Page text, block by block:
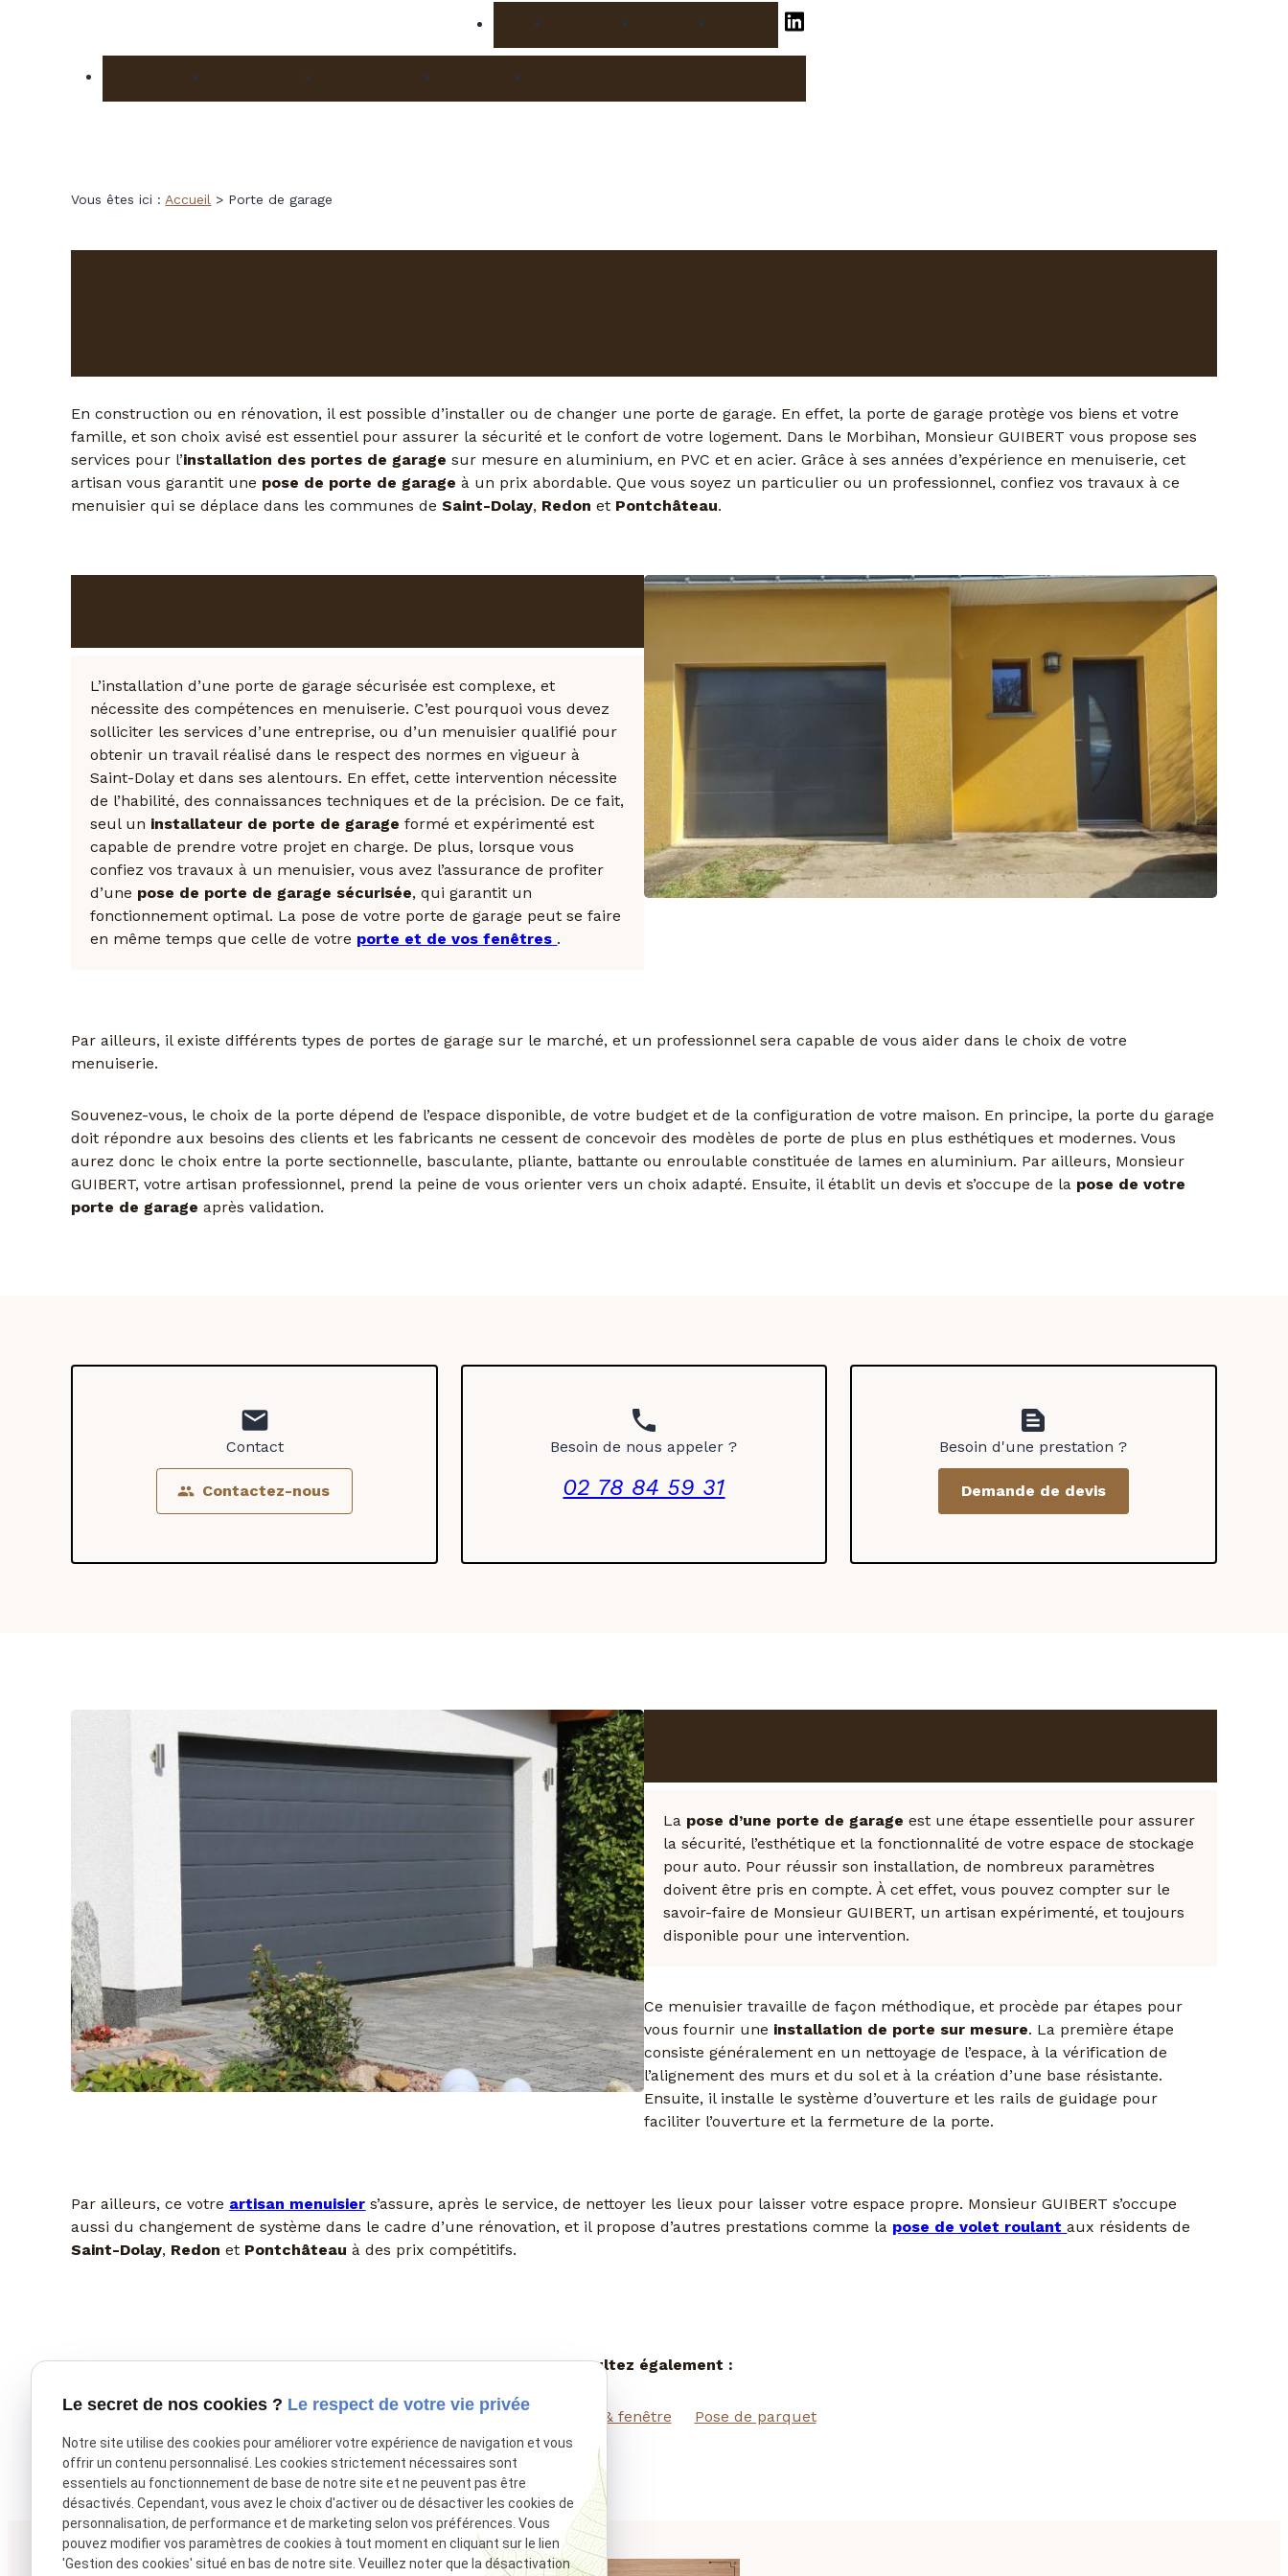
Accueil Réalisations Actualités
Porte & fenêtre Baie coulissante Porte de garage Volet roulant
Vous êtes ici : Accueil > Porte de garage
En construction ou en rénovation, il est possible d’installer ou de changer une porte de garage. En effet, la porte de garage protège vos biens et votre
famille, et son choix avisé est essentiel pour assurer la sécurité et le confort de votre logement. Dans le Morbihan, Monsieur GUIBERT vous propose ses
services pour l’installation des portes de garage sur mesure en aluminium, en PVC et en acier. Grâce à ses années d’expérience en menuiserie, cet
artisan vous garantit une pose de porte de garage à un prix abordable. Que vous soyez un particulier ou un professionnel, confiez vos travaux à ce
menuisier qui se déplace dans les communes deSaint-Dolay, Redon et Pontchâteau.
L’installation d’une porte de garage sécurisée est complexe, et
nécessite des compétences en menuiserie. C’est pourquoi vous devez
solliciter les services d’une entreprise, ou d’un menuisier qualifié pour
obtenir un travail réalisé dans le respect des normes en vigueur à
Saint-Dolay et dans ses alentours. En effet, cette intervention nécessite
de l’habilité, des connaissances techniques et de la précision. De ce fait,
seul un installateur de porte de garage formé et expérimenté est
capable de prendre votre projet en charge. De plus, lorsque vous
confiez vos travaux à un menuisier, vous avez l’assurance de profiter
d’une pose de porte de garage sécurisée, qui garantit un
fonctionnement optimal. La pose de votre porte de garage peut se faire
en même temps que celle de votre porte et de vos fenêtres .
Par ailleurs, il existe différents types de portes de garage sur le marché, et un professionnel sera capable de vous aider dans le choix de votre
menuiserie.
Souvenez-vous, le choix de la porte dépend de l’espace disponible, de votre budget et de la configuration de votre maison. En principe, la porte du garage
doit répondre aux besoins des clients et les fabricants ne cessent de concevoir des modèles de porte de plus en plus esthétiques et modernes. Vous
aurez donc le choix entre la porte sectionnelle, basculante, pliante, battante ou enroulable constituée de lames en aluminium. Par ailleurs, Monsieur
GUIBERT, votre artisan professionnel, prend la peine de vous orienter vers un choix adapté. Ensuite, il établit un devis et s’occupe de la pose de votre
porte de garage après validation.
mail
Contact
people Contactez-nous
phone
Besoin de nous appeler ?
02 78 84 59 31
text_snippet
Besoin d'une prestation ?
Demande de devis
La pose d’une porte de garage est une étape essentielle pour assurer
la sécurité, l’esthétique et la fonctionnalité de votre espace de stockage
pour auto. Pour réussir son installation, de nombreux paramètres
doivent être pris en compte. À cet effet, vous pouvez compter sur le
savoir-faire de Monsieur GUIBERT, un artisan expérimenté, et toujours
disponible pour une intervention.
Ce menuisier travaille de façon méthodique, et procède par étapes pour
vous fournir une installation de porte sur mesure. La première étape
consiste généralement en un nettoyage de l’espace, à la vérification de
l’alignement des murs et du sol et à la création d’une base résistante.
Ensuite, il installe le système d’ouverture et les rails de guidage pour
faciliter l’ouverture et la fermeture de la porte.
Par ailleurs, ce votre artisan menuisier s’assure, après le service, de nettoyer les lieux pour laisser votre espace propre. Monsieur GUIBERT s’occupe
aussi du changement de système dans le cadre d’une rénovation, et il propose d’autres prestations comme la pose de volet roulant aux résidents de
Saint-Dolay, Redon et Pontchâteau à des prix compétitifs.
Consultez également :
Réalisations Porte & fenêtre Pose de parquet
Le secret de nos cookies ? Le respect de votre vie privée
Notre site utilise des cookies pour améliorer votre expérience de navigation et vous
offrir un contenu personnalisé. Les cookies strictement nécessaires sont
essentiels au fonctionnement de base de notre site et ne peuvent pas être
désactivés. Cependant, vous avez le choix d'activer ou de désactiver les cookies de
personnalisation, de performance et de marketing selon vos préférences. Vous
pouvez modifier vos paramètres de cookies à tout moment en cliquant sur le lien
'Gestion des cookies' situé en bas de notre site. Veuillez noter que la désactivation